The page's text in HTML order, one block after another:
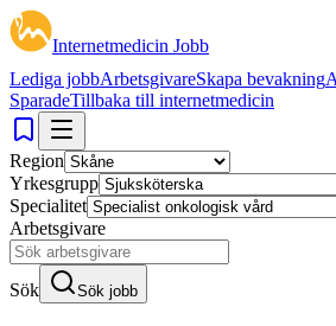
Internetmedicin Jobb
Lediga jobbArbetsgivareSkapa bevakning
SparadeTillbaka till internetmedicin
Region
Yrkesgrupp
Specialitet
Arbetsgivare
Sök Sök jobb